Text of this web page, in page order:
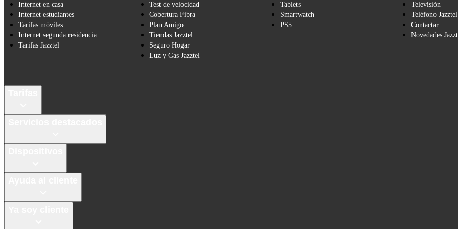
Internet en casa
Internet estudiantes
Tarifas móviles
Internet segunda residencia
Tarifas Jazztel
Test de velocidad
Cobertura Fibra
Plan Amigo
Tiendas Jazztel
Seguro Hogar
Luz y Gas Jazztel
Tablets
Smartwatch
PS5
Televisión
Teléfono Jazztel
Contactar
Novedades